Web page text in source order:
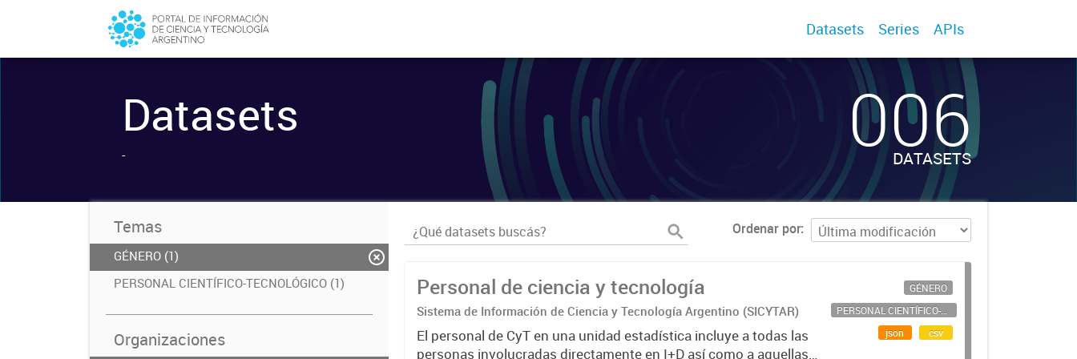
Datasets Series APIs
Datasets
- 006
DATASETS
Temas
GÉNERO (1)
PERSONAL CIENTÍFICO-TECNOLÓGICO (1)
Organizaciones
Ordenar por
Personal de ciencia y tecnología
Sistema de Información de Ciencia y Tecnología Argentino (SICYTAR)
El personal de CyT en una unidad estadística incluye a todas las
personas involucradas directamente en I+D así como a aquellas
GÉNERO
PERSONAL CIENTÍFICO-TECNOLÓGICO
json
csv